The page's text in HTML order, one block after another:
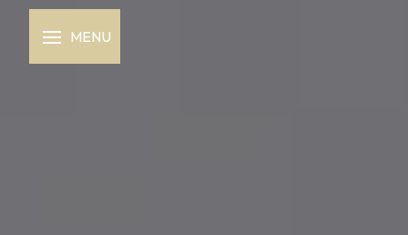
MENU
Panneau de gestion des cookies